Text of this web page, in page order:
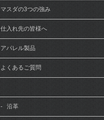
マスダの3つの強み
仕入れ先の皆様へ
アパレル製品
よくあるご質問
- 沿革